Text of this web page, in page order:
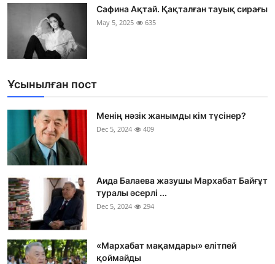
Сафина Ақтай. Қақталған тауық сирағы
May 5, 2025 635
Ұсынылған пост
Менің нәзік жанымды кім түсінер?
Dec 5, 2024 409
Аида Балаева жазушы Мархабат Байғұт
туралы әсерлі ...
Dec 5, 2024 294
«Мархабат мақамдары» елітпей
қоймайды